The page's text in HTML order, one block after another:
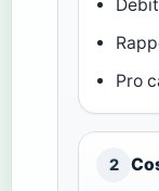
Pro
2